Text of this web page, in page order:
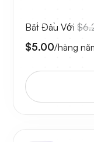
Bắt Đầu Với
$5.00/hàng